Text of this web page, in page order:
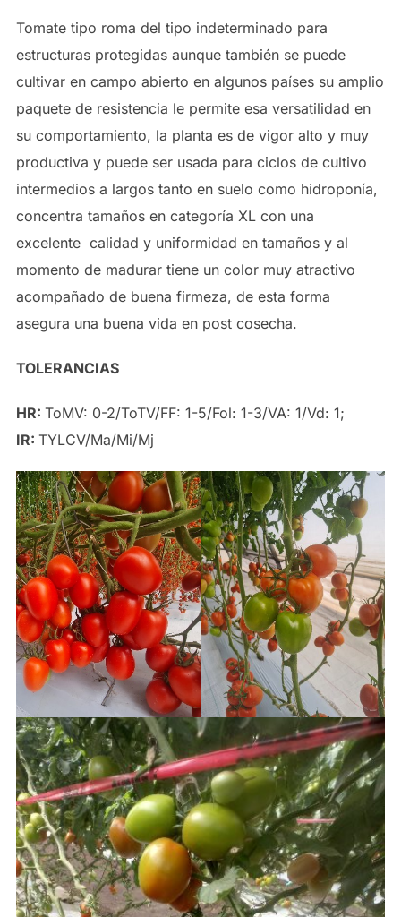
Tomate tipo roma del tipo indeterminado para
estructuras protegidas aunque también se puede
cultivar en campo abierto en algunos países su amplio
paquete de resistencia le permite esa versatilidad en
su comportamiento, la planta es de vigor alto y muy
productiva y puede ser usada para ciclos de cultivo
intermedios a largos tanto en suelo como hidroponía,
concentra tamaños en categoría XL con una
excelente calidad y uniformidad en tamaños y al
momento de madurar tiene un color muy atractivo
acompañado de buena firmeza, de esta forma
asegura una buena vida en post cosecha.
TOLERANCIAS
HR: ToMV: 0-2/ToTV/FF: 1-5/Fol: 1-3/VA: 1/Vd: 1;
IR: TYLCV/Ma/Mi/Mj